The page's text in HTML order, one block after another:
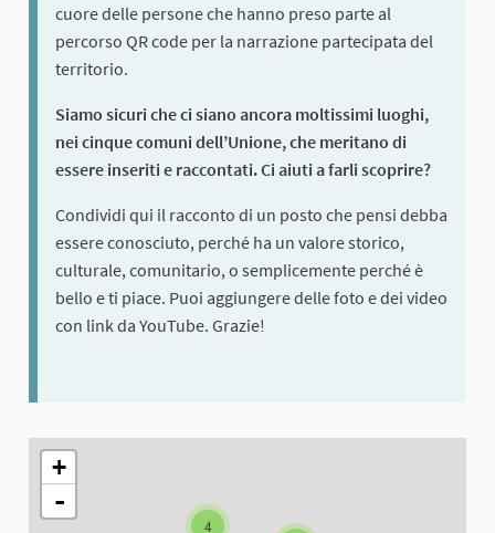
cuore delle persone che hanno preso parte al
percorso QR code per la narrazione partecipata del
territorio.
Siamo sicuri che ci siano ancora moltissimi luoghi,
nei cinque comuni dell’Unione, che meritano di
essere inseriti e raccontati. Ci aiuti a farli scoprire?
Condividi qui il racconto di un posto che pensi debba
essere conosciuto, perché ha un valore storico,
culturale, comunitario, o semplicemente perché è
bello e ti piace. Puoi aggiungere delle foto e dei video
con link da YouTube. Grazie!
The following element is a map which presents the items on
4
+
-